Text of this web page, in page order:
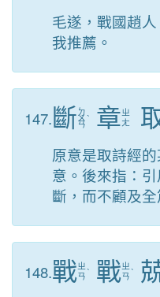
毛遂，戰國趙
我推薦。
147.斷 ㄉ
ㄨ
ㄢ
ˋ 章ㄓ
ㄤ
原意是取詩經
意。後來指：
斷，而不顧及
148.戰ㄓ
ㄢˋ 戰ㄓ
ㄢˋ